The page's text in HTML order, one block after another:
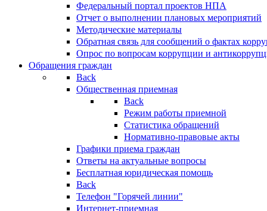
Федеральный портал проектов НПА
Отчет о выполнении плановых мероприятий
Методические материалы
Обратная связь для сообщений о фактах
Опрос по вопросам коррупции и
Обращения граждан
Back
Общественная приемная
Back
Режим работы приемной
Статистика обращений
Нормативно-правовые акты
Графики приема граждан
Ответы на актуальные вопросы
Бесплатная юридическая помощь
Back
Телефон "Горячей линии"
Интернет-приемная